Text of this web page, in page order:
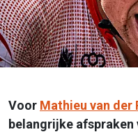
Voor Mathieu van der
belangrijke afspraken